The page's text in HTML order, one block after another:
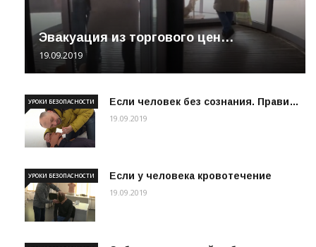
Эвакуация из торгового цен…
19.09.2019
Если человек без сознания. Прави…
УРОКИ БЕЗОПАСНОСТИ
19.09.2019
Если у человека кровотечение
УРОКИ БЕЗОПАСНОСТИ
19.09.2019